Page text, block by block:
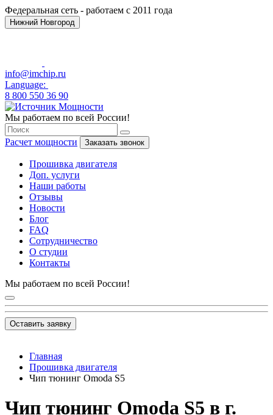
Федеральная сеть - работаем с 2011 года
Нижний Новгород
info@imchip.ru
Language:
8 800 550 36 90
Мы работаем по всей России!
Расчет мощности Заказать звонок
Прошивка двигателя
Доп. услуги
Наши работы
Отзывы
Новости
Блог
FAQ
Сотрудничество
О студии
Контакты
Мы работаем по всей России!
Оставить заявку
Главная
Прошивка двигателя
Чип тюнинг Omoda S5
Чип тюнинг Omoda S5 в г.